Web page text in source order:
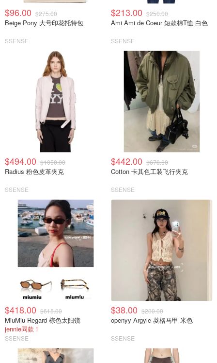
$96.00 $275.00
Beige Pony 大号印花托特包
SSENSE
$213.00 $250.00
Ami Ami de Coeur 短款棉T恤 白色
SSENSE
$494.00 $1050.00
Radius 粉色皮革夹克
SSENSE
$442.00 $670.00
Cotton 卡其色工装飞行夹克
SSENSE
$418.00 $615.00
MiuMiu Regard 棕色太阳镜
jennie同款！
SSENSE
$38.00 $200.00
openyy Argyle 菱格马甲 米色
SSENSE